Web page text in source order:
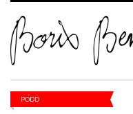
PODD